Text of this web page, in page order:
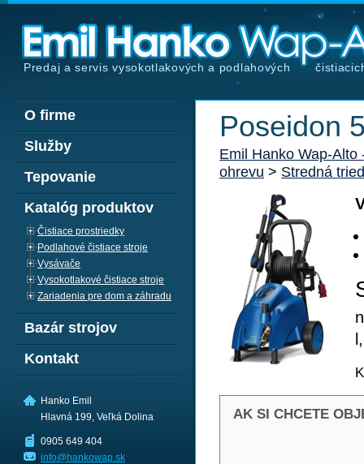
Predaj a servis vysokotlakových a podlahových
Poseidon
Emil Hanko Wap-Alto
ohrevu > Stredná
AK SI CHCETE
O firme
Služby
Tepovanie
Katalóg produktov
Čistiace prostriedky
Podlahové čistiace stroje
Vysávače
Vysokotlakové čistiace stroje
Zariadenia pre dom a záhradu
Bazár strojov
Kontakt
Hanko Emil
Hlavná 199, Veľká Dolina
0905 649 404
info@hankowap.sk